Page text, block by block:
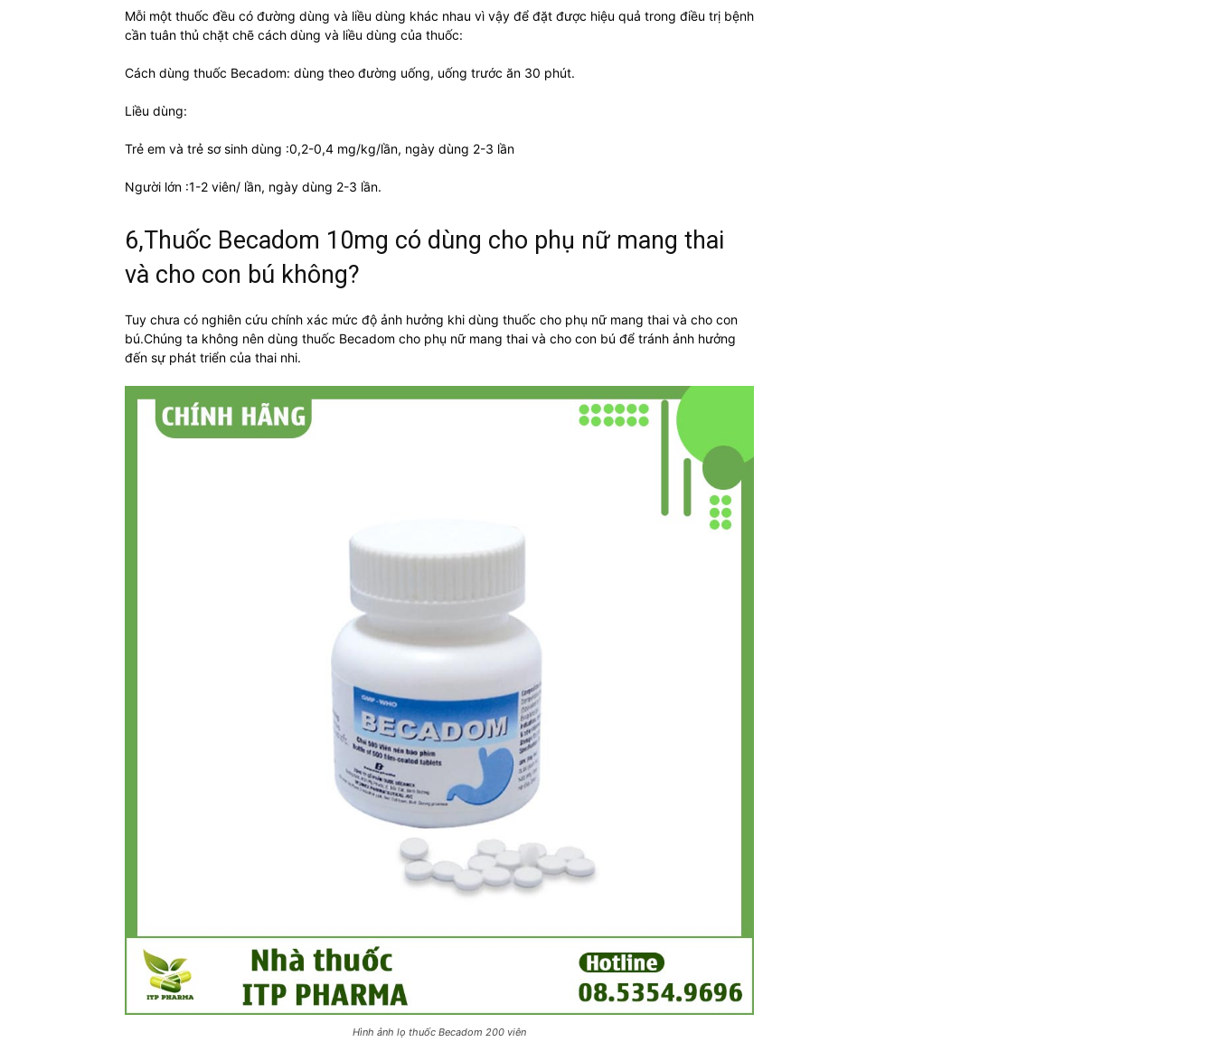
Mỗi một thuốc đều có đường dùng và liều dùng khác nhau vì vậy để đặt được hiệu quả trong điều trị bệnh
cần tuân thủ chặt chẽ cách dùng và liều dùng của thuốc:
Cách dùng thuốc Becadom: dùng theo đường uống, uống trước ăn 30 phút.
Liều dùng:
Trẻ em và trẻ sơ sinh dùng :0,2-0,4 mg/kg/lần, ngày dùng 2-3 lần
Người lớn :1-2 viên/ lần, ngày dùng 2-3 lần.
6,Thuốc Becadom 10mg có dùng cho phụ nữ mang thai
và cho con bú không?
Tuy chưa có nghiên cứu chính xác mức độ ảnh hưởng khi dùng thuốc cho phụ nữ mang thai và cho con
bú.Chúng ta không nên dùng thuốc Becadom cho phụ nữ mang thai và cho con bú để tránh ảnh hưởng
đến sự phát triển của thai nhi.
Hình ảnh lọ thuốc Becadom 200 viên